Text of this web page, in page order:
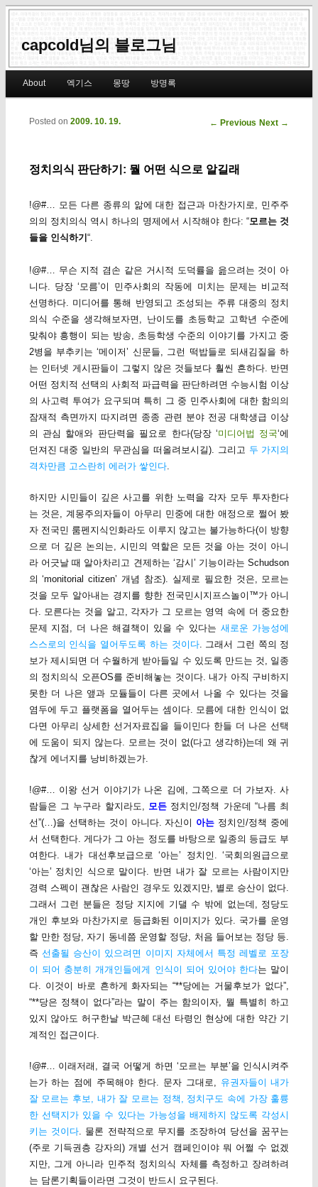
capcold님의 블로그님
Skip to primary content
Skip to secondary content
About 엑기스 몽땅 방명록
Post navigation
← Previous Next →
정치의식 판단하기: 뭘 어떤 식으로 알길래
Posted on 2009. 10. 19.
!@#… 모든 다른 종류의 앎에 대한 접근과 마찬가지로, 민주주
의의 정치의식 역시 하나의 명제에서 시작해야 한다: “모르는 것
들을 인식하기“.
!@#… 무슨 지적 겸손 같은 거시적 도덕률을 읊으려는 것이 아
니다. 당장 ‘모름’이 민주사회의 작동에 미치는 문제는 비교적
선명하다. 미디어를 통해 반영되고 조성되는 주류 대중의 정치
의식 수준을 생각해보자면, 난이도를 초등학교 고학년 수준에
맞춰야 흥행이 되는 방송, 초등학생 수준의 이야기를 가지고 중
2병을 부추키는 ‘메이저’ 신문들, 그런 떡밥들로 되새김질을 하
는 인터넷 게시판들이 그렇지 않은 것들보다 훨씬 흔하다. 반면
어떤 정치적 선택의 사회적 파급력을 판단하려면 수능시험 이상
의 사고력 투여가 요구되며 특히 그 중 민주사회에 대한 함의의
잠재적 측면까지 따지려면 종종 관련 분야 전공 대학생급 이상
의 관심 할애와 판단력을 필요로 한다(당장 ‘미디어법 정국‘에
던져진 대중 일반의 무관심을 떠올려보시길). 그리고 두 가지의
격차만큼 고스란히 에러가 쌓인다.
하지만 시민들이 깊은 사고를 위한 노력을 각자 모두 투자한다
는 것은, 계몽주의자들이 아무리 민중에 대한 애정으로 쩔어 봤
자 전국민 룸펜지식인화라도 이루지 않고는 불가능하다(이 방향
으로 더 깊은 논의는, 시민의 역할은 모든 것을 아는 것이 아니
라 어긋날 때 알아차리고 견제하는 ‘감시’ 기능이라는 Schudson
의 ‘monitorial citizen’ 개념 참조). 실제로 필요한 것은, 모르는
것을 모두 알아내는 경지를 향한 전국민시지프스놀이™가 아니
다. 모른다는 것을 알고, 각자가 그 모르는 영역 속에 더 중요한
문제 지점, 더 나은 해결책이 있을 수 있다는 새로운 가능성에
스스로의 인식을 열어두도록 하는 것이다. 그래서 그런 쪽의 정
보가 제시되면 더 수월하게 받아들일 수 있도록 만드는 것, 일종
의 정치의식 오픈OS를 준비해놓는 것이다. 내가 아직 구비하지
못한 더 나은 앺과 모듈들이 다른 곳에서 나올 수 있다는 것을
염두에 두고 플랫폼을 열어두는 셈이다. 모름에 대한 인식이 없
다면 아무리 상세한 선거자료집을 들이민다 한들 더 나은 선택
에 도움이 되지 않는다. 모르는 것이 없(다고 생각하)는데 왜 귀
찮게 에너지를 낭비하겠는가.
!@#… 이왕 선거 이야기가 나온 김에, 그쪽으로 더 가보자. 사
람들은 그 누구라 할지라도,
모든 정치인/정책 가운데 “나름 최
선”(…)을 선택하는 것이 아니다. 자신이 아는 정치인/정책 중에
서 선택한다. 게다가 그 아는 정도를 바탕으로 일종의 등급도 부
여한다. 내가 대선후보급으로 ‘아는’ 정치인. ‘국회의원급으로
‘아는’ 정치인 식으로 말이다. 반면 내가 잘 모르는 사람이지만
경력 스펙이 괜찮은 사람인 경우도 있겠지만, 별로 승산이 없다.
그래서 그런 분들은 정당 지지에 기댈 수 밖에 없는데, 정당도
개인 후보와 마찬가지로 등급화된 이미지가 있다. 국가를 운영
할 만한 정당, 자기 동네쯤 운영할 정당, 처음 들어보는 정당 등.
즉 선출될 승산이 있으려면 이미지 자체에서 특정 레벨로 포장
이 되어 충분히 개개인들에게 인식이 되어 있어야 한다는 말이
다. 이것이 바로 흔하게 화자되는 “**당에는 거물후보가 없다”,
“**당은 정책이 없다”라는 말이 주는 함의이자, 뭘 특별히 하고
있지 않아도 허구한날 박근혜 대선 타령인 현상에 대한 약간 기
계적인 접근이다.
!@#… 이래저래, 결국 어떻게 하면 ‘모르는 부분’을 인식시켜주
는가 하는 점에 주목해야 한다. 문자 그대로, 유권자들이 내가
잘 모르는 후보, 내가 잘 모르는 정책, 정치구도 속에 가장 훌륭
한 선택지가 있을 수 있다는 가능성을 배제하지 않도록 각성시
키는 것이다. 물론 전략적으로 무지를 조장하여 당선을 꿈꾸는
(주로 기득권층 강자의) 개별 선거 캠페인이야 뭐 어쩔 수 없겠
지만, 그게 아니라 민주적 정치의식 자체를 측정하고 장려하려
는 담론기획들이라면 그것이 반드시 요구된다.